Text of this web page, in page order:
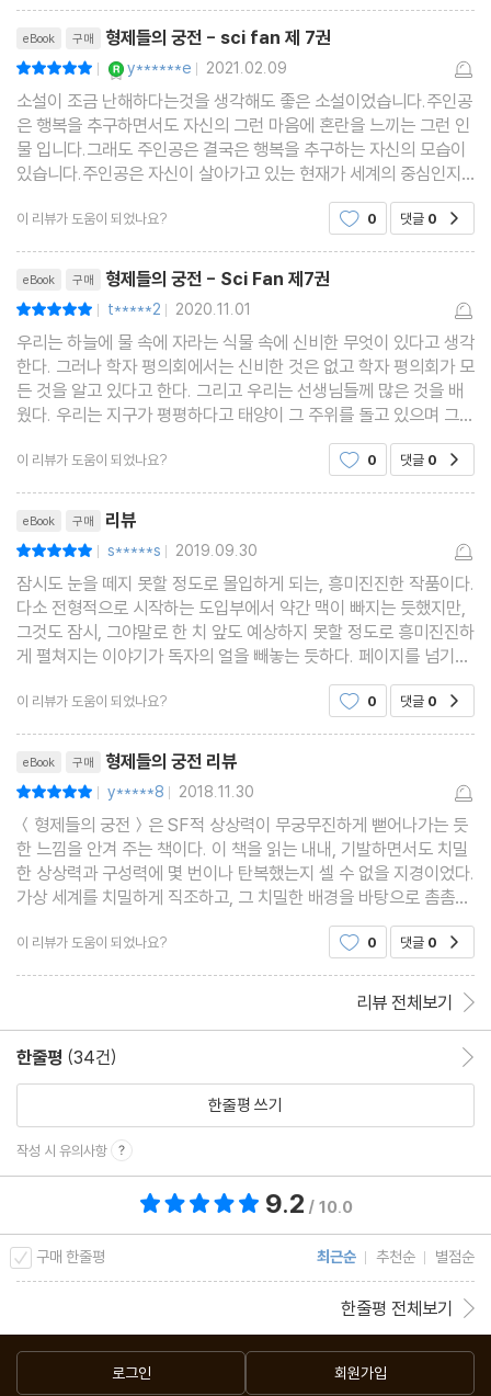
녀와 그녀를 추종한 그룹의 적극적인 활동으로 미국 보수주의와 자
유 방임주의에 커다란 영향을 끼친 것으로 평가된다.
1905년 페테르부르크의 부유한 유대인 가정에서 태어난 랜드는,
약사이자 사업가인 아버지와 가정 주부인 어머니 사이의 첫째 딸이
었다. 그녀의 아버지는 약사로서의 사업 운영에 탁월한 솜씨를 발휘
하여 커다란 약국과 그 약국이 있는 건물을 소유한 사업가였다. 랜드
는 학교 입학 후, 학교 교과 과정에 큰 흥미를 느끼지 못 하고, 소설
창작과 친구들과의 정치적 토론을 즐겨 했다.
1917년 러시아 혁명 직후, 랜드 가족의 사업체는 압류 대상이 되고,
생명의 위협까지 느낀 그녀의 가족은 급히 크림 반도로 이주하게 된
다. 그곳에서 고등 학교를 마친 랜드는 다시 페테로그라드 (페테르
부르크의 당시 명칭)로 돌아 와서 대학교에 입학하게 된다. 랜드는
러시아 혁명으로 인해서 여자의 대학 입학이 허용된 첫 혜택을 받은
세대였다. 대학에서 사회 교육학과 역사를 전공한 랜드는 국립 영화
학교에서 잠시 공부하고, 영화 작가로서의 경력을 시작한다. 이때,
랜드는 자신의 필명을 히브리어로 '눈 eyes'을 뜻하는 '아인'과 원래
성인 '로젠바움'의 단축형인 '랜드'로 정하게 된다.
1925년 미국을 방문한 랜드는 미국의 생활과 문화에 깊이 심취하
여, 미국에서 거주하면서 영화 작가로서의 살겠다는 결심을 했다. 시
밀의 영화 작가로서 일하게 된다. 그 후, 그녀의 작품인 '붉은 전당
서 할리우드에 자리를 잡고, 당시 신인 배우였던 프랭크 오코너와의
1940년대에 들어 서면서, 랜드는 정치적으로 활발한 활동을 시작
해서, 당시 공화당 대통령 후보이던 웬덜 윌키의 캠페인에서 상근 조
직원으로 일하기도 하고, 헨리 헤즐릿, 루드비히 폰 미세 등 당시의
자유주의 학자들과 교류하면서 사상적인 영향을 주고 받는다.
그녀의 첫 번째 상업적인 성공작은 '파운틴헤드' (1943)였다. 개인
주의를 강조하는 그녀의 철학적 성향이 깊이 묻어 있는 소설로서, 유
계적인 명성을 얻게 된다. 이 소설은 1949년 영화화되어 상영되었
지만, 랜드는 그 영화를 마음에 들어 하지 않았다고 한다.
1951년 뉴욕으로 이주한 랜드는 그녀의 사상을 흠모하는 일련의 추
종자들을 거느리게 되는데, 그들은 반어적 의미에서 "집단 The Col
lectives"이라고 불리었다. 그러나, 이들 중에는 훗날 미국 사회와
문화에 크나큰 영향을 미치는 사람들이 포함되었는데, 가장 탁월한
미국 연방 준비 은행장으로 평가 받는 앨런 그린스펀, '자긍심'이라
는 개념을 현대 심리학에 도입한 나타니엘 브랜든, 랜드의 공식적인
계승자, 레오나드 페이코프 등이 그들이다.
그녀의 최고의 명작으로 일컬어지는 '아틀라스 Atlas Shrugged'는
eBook 구매 형제들의 궁전 - sci fan 제 7권
| y******e | 2021.02.09
소설이 조금 난해하다는것을 생각해도 좋은 소설이었습니다.주인공
은 행복을 추구하면서도 자신의 그런 마음에 혼란을 느끼는 그런 인
물 입니다.그래도 주인공은 결국은 행복을 추구하는 자신의 모습이
있습니다.주인공은 자신이 살아가고 있는 현재가 세계의 중심인지
이 리뷰가 도움이 되었나요? 0 댓글 0
eBook 구매 형제들의 궁전 - Sci Fan 제7권
| t*****2 | 2020.11.01
우리는 하늘에 물 속에 자라는 식물 속에 신비한 무엇이 있다고 생각
한다. 그러나 학자 평의회에서는 신비한 것은 없고 학자 평의회가 모
든 것을 알고 있다고 한다. 그리고 우리는 선생님들께 많은 것을 배
웠다. 우리는 지구가 평평하다고 태양이 그 주위를 돌고 있으며 그래
서 밤과 낮이 생긴다는 것을 배웠다. 우리는 바다 위에 돛을 밀어주
는 바람이 있다는 설명을 하고 있다...
이 리뷰가 도움이 되었나요? 0 댓글 0
eBook 구매 리뷰
| s*****s | 2019.09.30
잠시도 눈을 떼지 못할 정도로 몰입하게 되는, 흥미진진한 작품이다.
다소 전형적으로 시작하는 도입부에서 약간 맥이 빠지는 듯했지만,
그것도 잠시, 그야말로 한 치 앞도 예상하지 못할 정도로 흥미진진하
게 펼쳐지는 이야기가 독자의 얼을 빼놓는 듯하다. 페이지를 넘기고
다음 페이지가 로딩하는 시간조차 기다리기 힘들 정도로, 정말 재미
있게 읽은 작품이다. 흥미진진한 소설이다.
이 리뷰가 도움이 되었나요? 0 댓글 0
eBook 구매 형제들의 궁전 리뷰
| y*****8 | 2018.11.30
＜형제들의 궁전＞은 SF적 상상력이 무궁무진하게 뻗어나가는 듯
한 느낌을 안겨 주는 책이다. 이 책을 읽는 내내, 기발하면서도 치밀
한 상상력과 구성력에 몇 번이나 탄복했는지 셀 수 없을 지경이었다.
가상 세계를 치밀하게 직조하고, 그 치밀한 배경을 바탕으로 촘촘한
이야기를 엮어나가는 솜씨가 정말 놀라웠다. 작품 자체도 재미있었
다. 특히 뚜렷한 캐릭터 묘사는 감명 깊고 인상적
이 리뷰가 도움이 되었나요? 0 댓글 0
리뷰 전체보기
한줄평 (34건)
한줄평 쓰기
작성 시 유의사항
9.2 / 10.0
구매 한줄평 최근순 추천순 별점순
한줄평 전체보기
로그인 회원가입